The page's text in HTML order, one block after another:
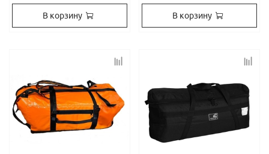
В корзину В корзину